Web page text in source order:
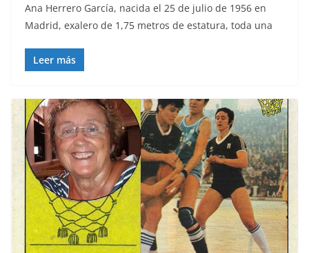
Ana Herrero García, nacida el 25 de julio de 1956 en
Madrid, exalero de 1,75 metros de estatura, toda una
Leer más